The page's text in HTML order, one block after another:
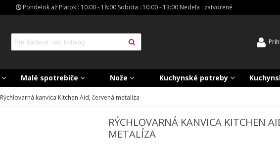
Pondelok až Piatok : 10:00 - 18:00 Sobota : 10:00 - 13:00 Nedeľa : zatvorené
Malé spotrebiče Nože Kuchynské potreby
Rýchlovarná kanvica Kitchen Aid, červená metalíza
RÝCHLOVARNÁ KANVICA KITCHEN
METALÍZA